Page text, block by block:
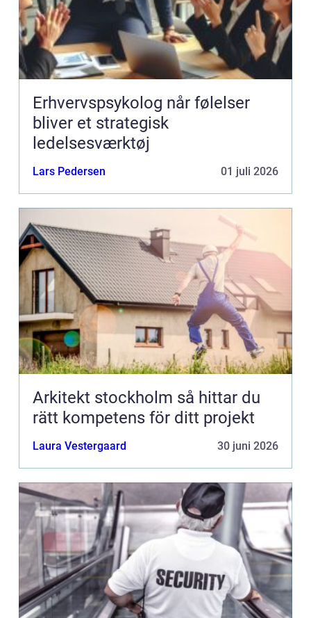
Erhvervspsykolog når følelser
bliver et strategisk
ledelsesværktøj
Lars Pedersen 01 juli 2026
Arkitekt stockholm så hittar du
rätt kompetens för ditt projekt
Laura Vestergaard 30 juni 2026